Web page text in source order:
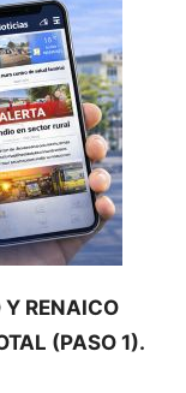
RENAICO
(PASO 1).